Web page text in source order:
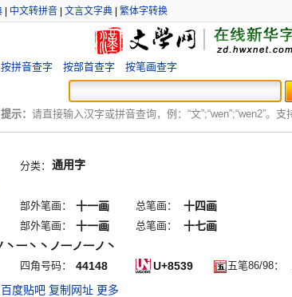
| 中文转拼音| 文言文字典| 繁体字转换
按拼音查字 按部首查字 按笔画查字
提示： 请直接输入汉字或拼音查询，例：“文”;“wen”;“wen2”。支
分类： 通用字
部外笔画： 十一画 总笔画： 十四画
部外笔画： 十一画 总笔画： 十七画
丶一丶丶ノ一ノ一ノ丶
四角号码： 44148 U+8539 五笔86/98：
百度贴吧 复制网址 更多